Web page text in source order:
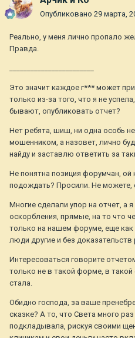
Опубликовано 29 марта,
Реально, у меня лично пропало
Правда.
Это значит каждое г*** может
только из-за того, что я не
бывают, опубликовать отчет?
Нет ребята, шиш, ни одна особь
мошенником, а назовет, лично
найду и заставлю ответить за
Не понятна позиция форумчан, ой
подождать? Просили. Не можете,
Многие сделали упор на отчет, а
оскорбления, прямые, на то что
только на нашем форуме, еще как
люди другие и без доказательств
Интересоваться говорите
только не в такой форме, в
стала.
Обидно господа, за ваше
сказке? А то, что Света много
подкладывала, рискуя своими